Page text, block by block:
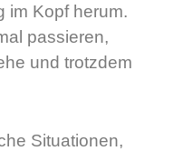
im Kopf herum.
passieren,
und trotzdem
Situationen,